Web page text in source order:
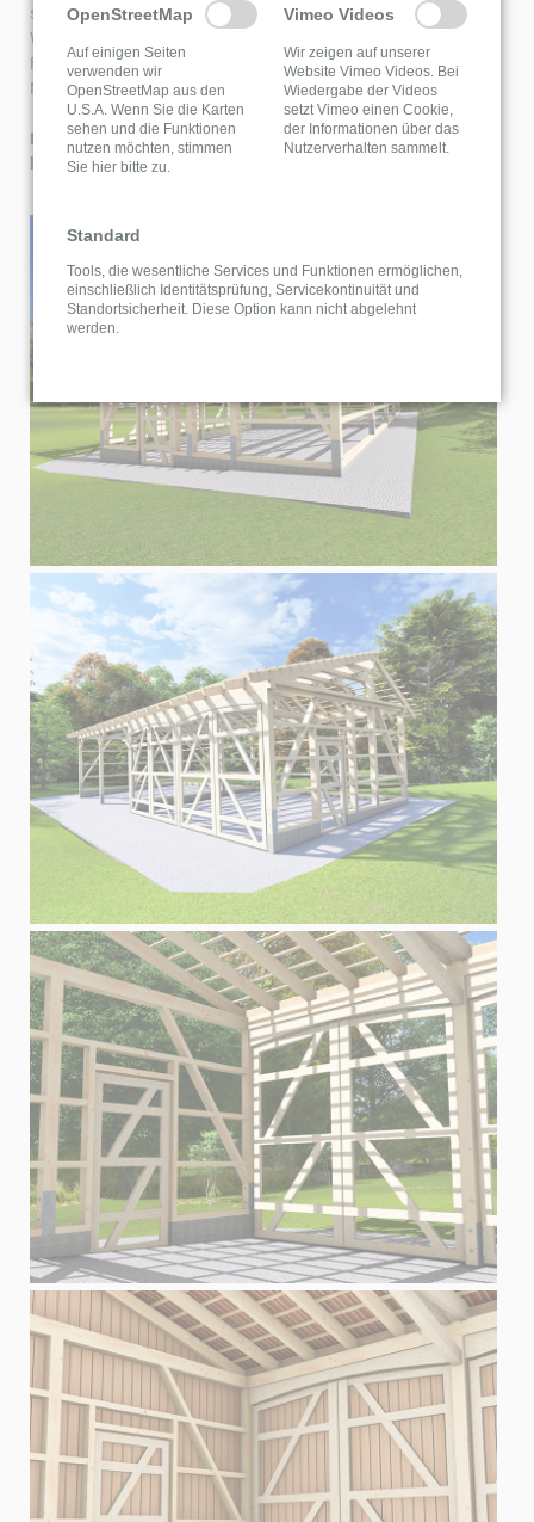
städtischen Raum. Sei es die Nutzbarkeit als Lagerraum,
Werkstatt, Fachwerk-Garage, Stall, Partyraum oder als
Freisitz mit Sommerküche – der Phantasie sind bei der
Nutzung von Fachwerk-Remisen keine Grenzen gesetzt.
Bei Fragen zu unseren Remisen Bausätzen rufen Sie uns
bitte an. Wir informieren Sie gerne ausführlich.
OpenStreetMap
Auf einigen Seiten
verwenden wir
OpenStreetMap aus den
U.S.A. Wenn Sie die Karten
sehen und die Funktionen
nutzen möchten, stimmen
Sie hier bitte zu.
Vimeo Videos
Wir zeigen auf unserer
Website Vimeo Videos. Bei
Wiedergabe der Videos
setzt Vimeo einen Cookie,
der Informationen über das
Nutzerverhalten sammelt.
Standard
Tools, die wesentliche Services und Funktionen ermöglichen,
einschließlich Identitätsprüfung, Servicekontinuität und
Standortsicherheit. Diese Option kann nicht abgelehnt
werden.